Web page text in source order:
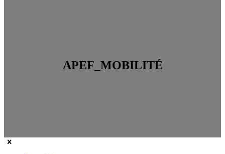
APEF_MOBILITÉ